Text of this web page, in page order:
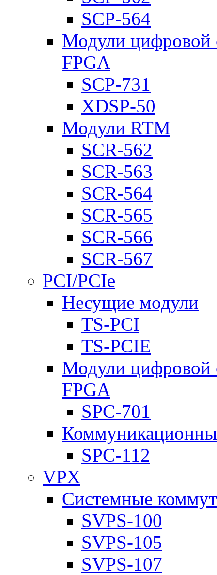
SCP-564
Модули цифровой
FPGA
SCP-731
XDSP-50
Модули RTM
SCR-562
SCR-563
SCR-564
SCR-565
SCR-566
SCR-567
PCI/PCIe
Несущие модули
TS-PCI
TS-PCIE
Модули цифровой
FPGA
SPC-701
SPC-112
VPX
Системные
SVPS-100
SVPS-105
SVPS-107